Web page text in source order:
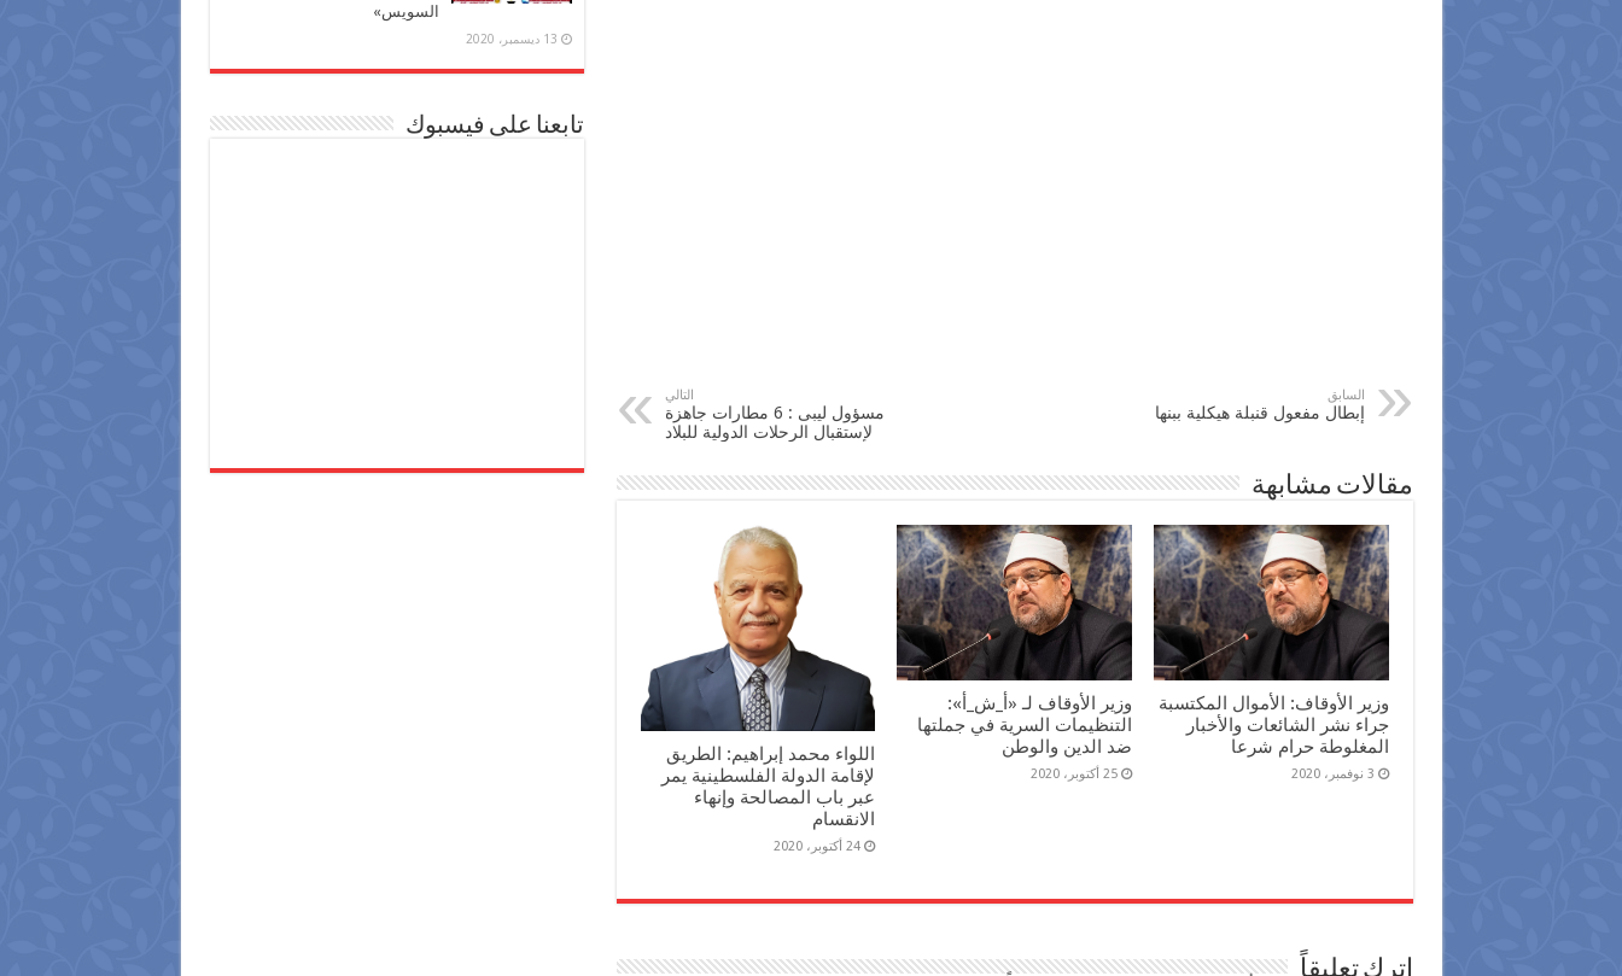
السابق
إبطال مفعول قنبلة هيكلية ببنها
التالي
مسؤول ليبى : 6 مطارات جاهزة
لإستقبال الرحلات الدولية للبلاد
مقالات مشابهة
وزير الأوقاف: الأموال المكتسبة
جراء نشر الشائعات والأخبار
المغلوطة حرام شرعا
3 نوفمبر، 2020
وزير الأوقاف لـ «أ_ش_أ»:
التنظيمات السرية في جملتها
ضد الدين والوطن
25 أكتوبر، 2020
اللواء محمد إبراهيم: الطريق
لإقامة الدولة الفلسطينية يمر
عبر باب المصالحة وإنهاء
الانقسام
24 أكتوبر، 2020
اترك تعليقاً
السويس»
13 ديسمبر، 2020
تابعنا على فيسبوك